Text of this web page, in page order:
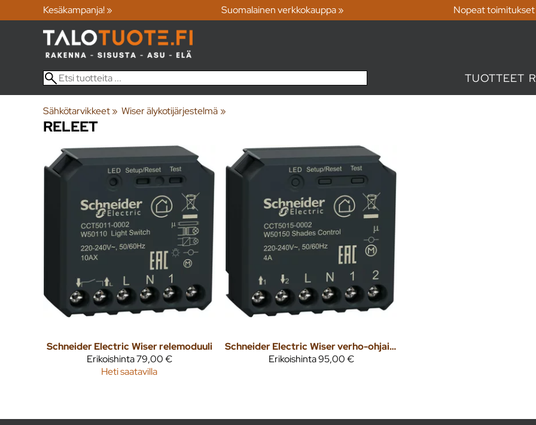
Kesäkampanja! » Suomalainen verkkokauppa » Nopeat
TUOTTEET
Sähkötarvikkeet‪» Wiser älykotijärjestelmä ‪»
RELEET
Schneider Electric Wiser relemoduuli
Erikoishinta79,00 €
Heti saatavilla
Schneider Electric
Wiser verho-ohjainmoduuli
Erikoishinta95,00 €